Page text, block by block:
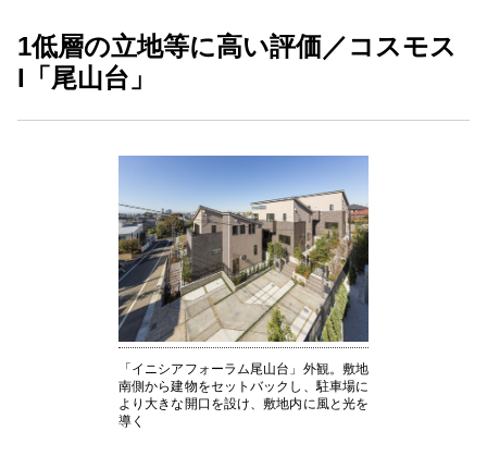
1低層の立地等に高い評価／コスモス
I「尾山台」
「イニシアフォーラム尾山台」外観。敷地
南側から建物をセットバックし、駐車場に
より大きな開口を設け、敷地内に風と光を
導く